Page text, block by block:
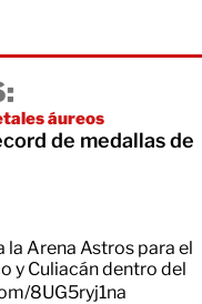
áureos
de medallas de
la Arena Astros para el
y Culiacán dentro del
8UG5ryj1na